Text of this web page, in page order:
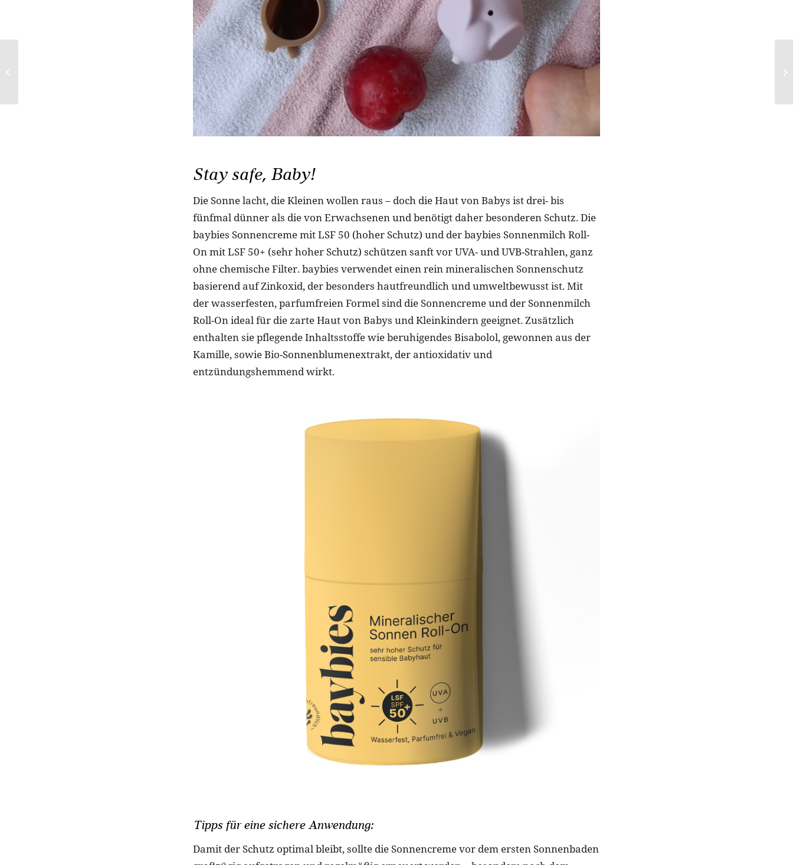
Stay safe, Baby!
Die Sonne lacht, die Kleinen wollen raus – doch die Haut von Babys ist drei- bis
fünfmal dünner als die von Erwachsenen und benötigt daher besonderen Schutz. Die
baybies Sonnencreme mit LSF 50 (hoher Schutz) und der baybies Sonnenmilch Roll-
On mit LSF 50+ (sehr hoher Schutz) schützen sanft vor UVA- und UVB-Strahlen, ganz
ohne chemische Filter. baybies verwendet einen rein mineralischen Sonnenschutz
basierend auf Zinkoxid, der besonders hautfreundlich und umweltbewusst ist. Mit
der wasserfesten, parfumfreien Formel sind die Sonnencreme und der Sonnenmilch
Roll-On ideal für die zarte Haut von Babys und Kleinkindern geeignet. Zusätzlich
enthalten sie pflegende Inhaltsstoffe wie beruhigendes Bisabolol, gewonnen aus der
Kamille, sowie Bio-Sonnenblumenextrakt, der antioxidativ und
entzündungshemmend wirkt.
Tipps für eine sichere Anwendung:
Damit der Schutz optimal bleibt, sollte die Sonnencreme vor dem ersten Sonnenbaden